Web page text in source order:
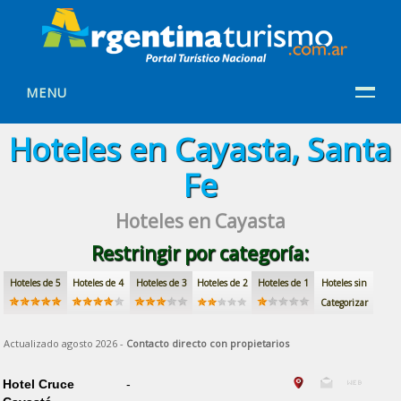
MENU
Hoteles en Cayasta, Santa
Fe
Hoteles en Cayasta
Restringir por categoría:
Hoteles de 5 Hoteles de 4 Hoteles de 3 Hoteles de 2 Hoteles de 1
Hoteles sin
Categorizar
Actualizado agosto 2026 - Contacto directo con propietarios
Hotel Cruce
-